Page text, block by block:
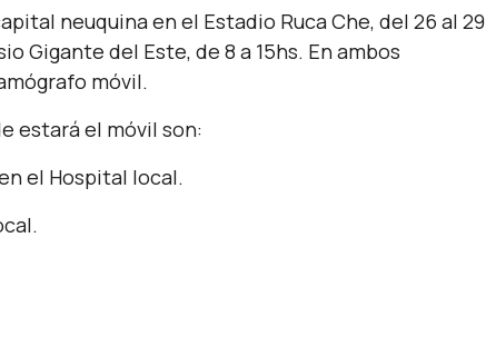
neuquina en el Estadio Ruca Che, del 26 al 29
Gigante del Este, de 8 a 15hs. En ambos
móvil.
estará el móvil son:
el Hospital local.